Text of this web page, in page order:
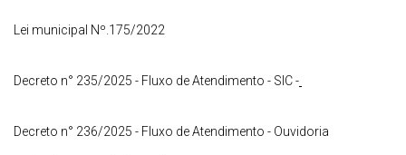
Lei municipal Nº.175/2022
Decreto n° 235/2025 - Fluxo de Atendimento - SIC -
Decreto n° 236/2025 - Fluxo de Atendimento - Ouvidoria